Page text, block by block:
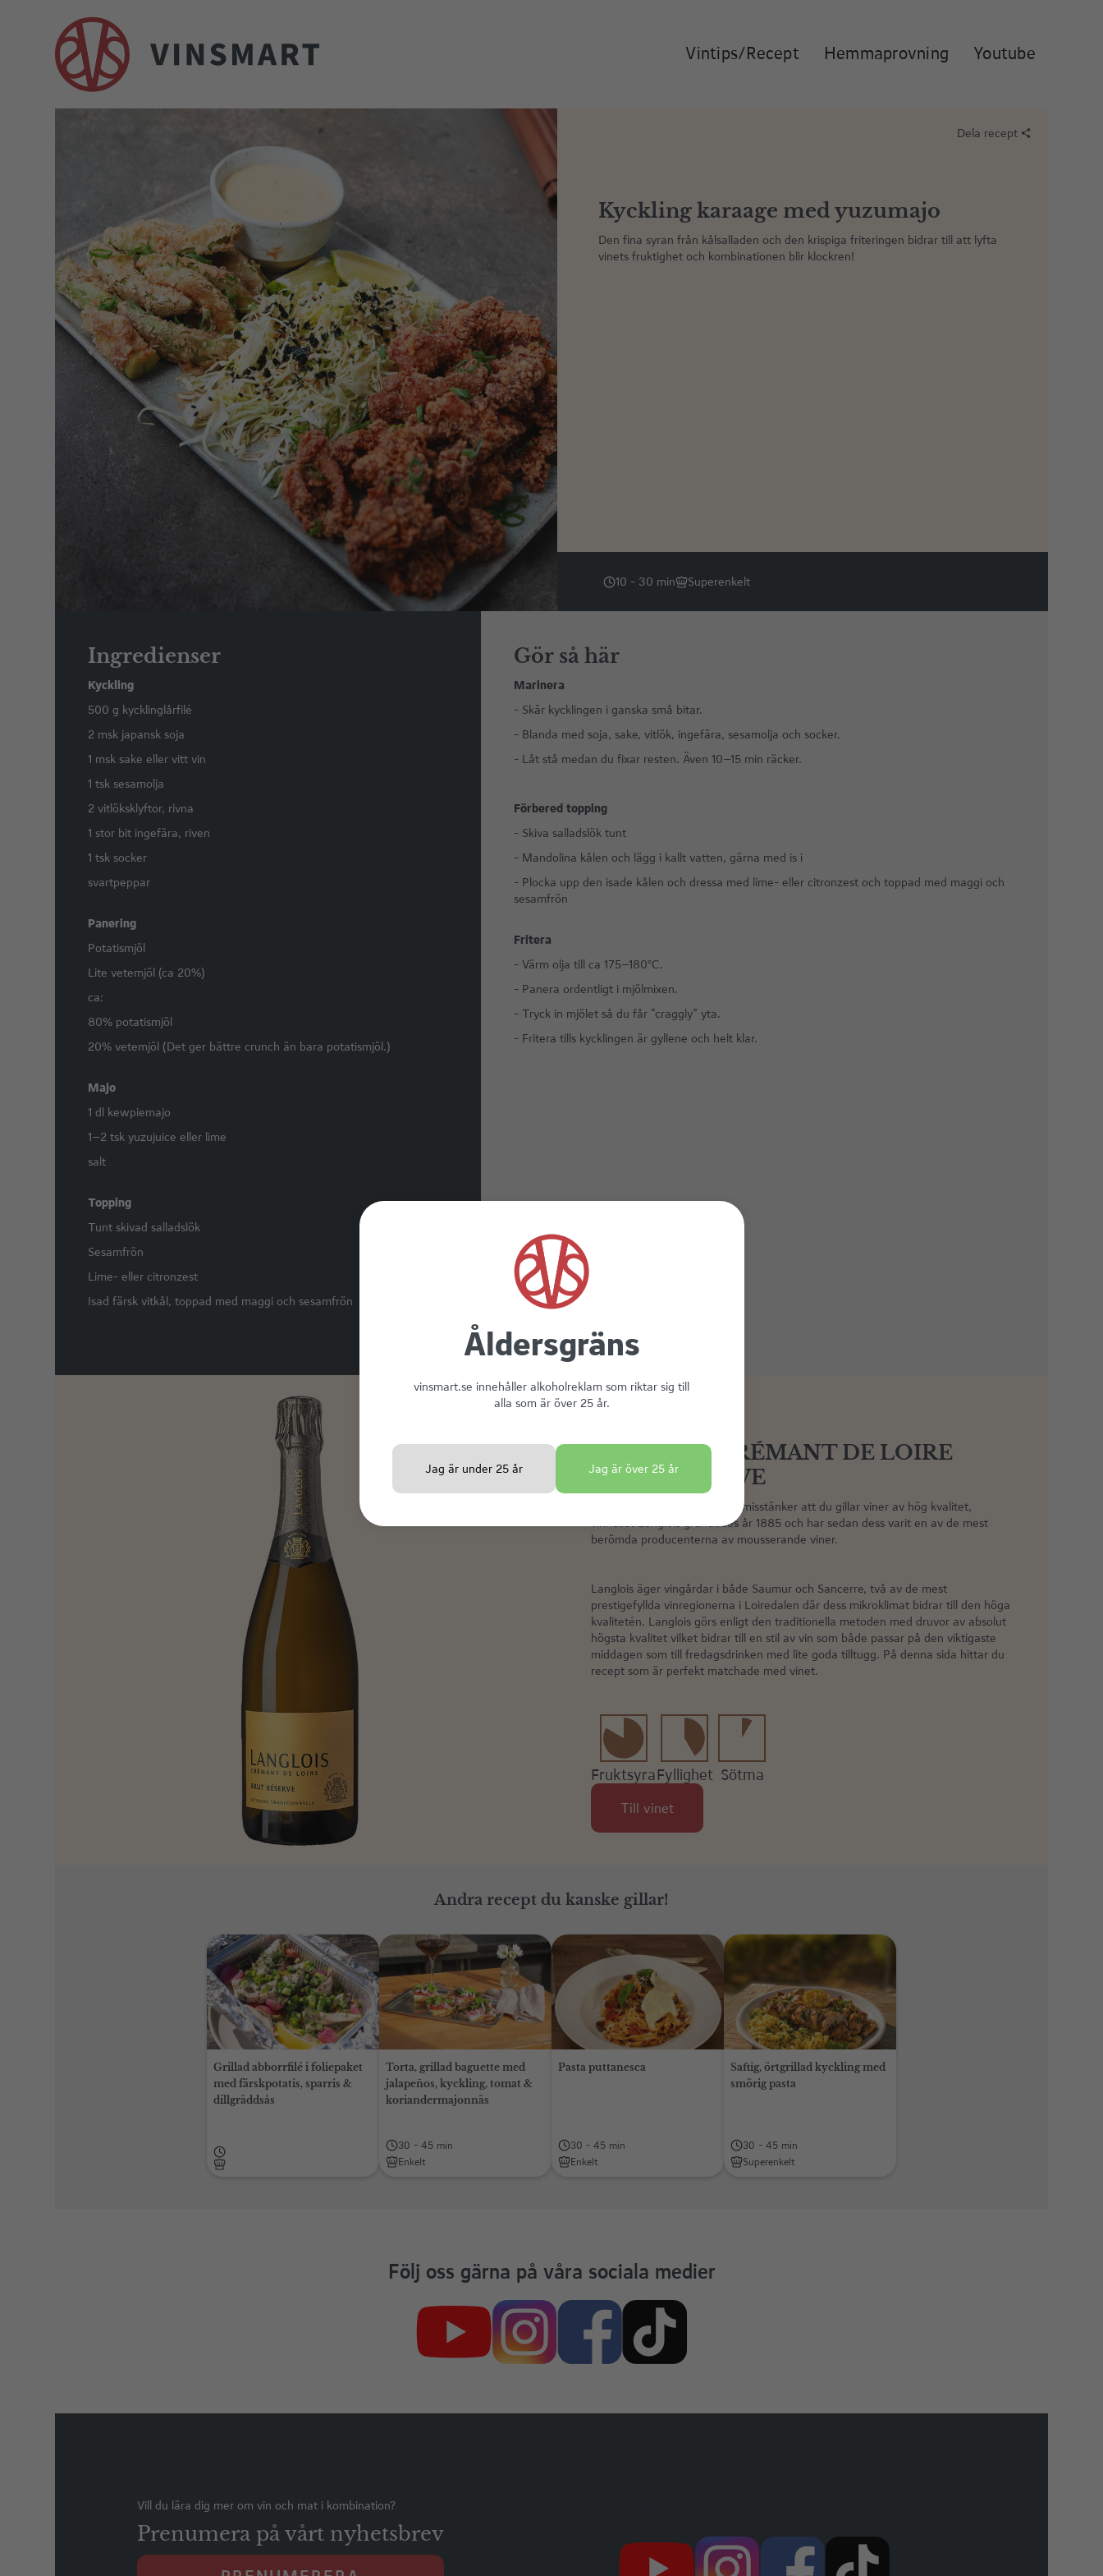
Åldersgräns
vinsmart.se innehåller alkoholreklam som riktar sig till
alla som är över 25 år.
Jag är under 25 år Jag är över 25 år
Vintips/Recept Hemmaprovning Youtube
Dela recept share
Kyckling karaage med yuzumajo
Den fina syran från kålsalladen och den krispiga friteringen bidrar till att lyfta
vinets fruktighet och kombinationen blir klockren!
10 - 30 min Superenkelt
Ingredienser
Kyckling
500 g kycklinglårfilé
2 msk japansk soja
1 msk sake eller vitt vin
1 tsk sesamolja
2 vitlöksklyftor, rivna
1 stor bit ingefära, riven
1 tsk socker
svartpeppar
Panering
Potatismjöl
Lite vetemjöl (ca 20%)
ca:
80% potatismjöl
20% vetemjöl (Det ger bättre crunch än bara potatismjöl.)
Majo
1 dl kewpiemajo
1–2 tsk yuzujuice eller lime
salt
Topping
Tunt skivad salladslök
Sesamfrön
Lime- eller citronzest
Isad färsk vitkål, toppad med maggi och sesamfrön
Gör så här
Marinera
- Skär kycklingen i ganska små bitar.
- Blanda med soja, sake, vitlök, ingefära, sesamolja och socker.
- Låt stå medan du fixar resten. Även 10–15 min räcker.
Förbered topping
- Skiva salladslök tunt
- Mandolina kålen och lägg i kallt vatten, gärna med is i
- Plocka upp den isade kålen och dressa med lime- eller citronzest och toppad med maggi och
sesamfrön
Fritera
- Värm olja till ca 175–180°C.
- Panera ordentligt i mjölmixen.
- Tryck in mjölet så du får “craggly” yta.
- Fritera tills kycklingen är gyllene och helt klar.
LANGLOIS CRÉMANT DE LOIRE
BRUT RÉSERVE
Vad roligt att du hittat hit! Vi misstänker att du gillar viner av hög kvalitet,
vinhuset Langlois grundades år 1885 och har sedan dess varit en av de mest
berömda producenterna av mousserande viner.
Langlois äger vingårdar i både Saumur och Sancerre, två av de mest
prestigefyllda vinregionerna i Loiredalen där dess mikroklimat bidrar till den höga
kvalitetén. Langlois görs enligt den traditionella metoden med druvor av absolut
högsta kvalitet vilket bidrar till en stil av vin som både passar på den viktigaste
middagen som till fredagsdrinken med lite goda tilltugg. På denna sida hittar du
recept som är perfekt matchade med vinet.
FruktsyraFyllighet Sötma
Till vinet
Andra recept du kanske gillar!
Grillad abborrfilé i foliepaket
med färskpotatis, sparris &
dillgräddsås
Torta, grillad baguette med
jalapeños, kyckling, tomat &
koriandermajonnäs
30 - 45 min
Enkelt
Pasta puttanesca
30 - 45 min
Enkelt
Saftig, örtgrillad kyckling med
smörig pasta
30 - 45 min
Superenkelt
Följ oss gärna på våra sociala medier
Vill du lära dig mer om vin och mat i kombination?
Prenumera på vårt nyhetsbrev